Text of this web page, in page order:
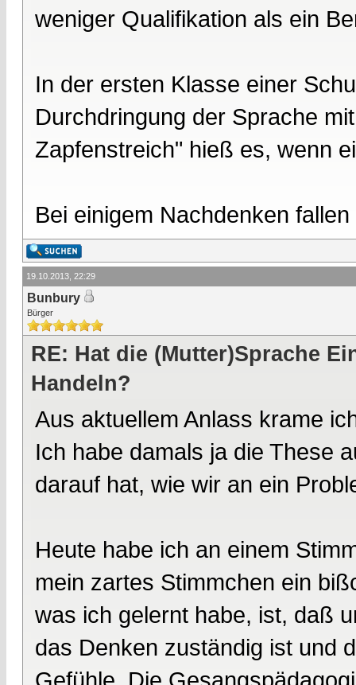
weniger Qualifikation als ein
In der ersten Klasse einer
Durchdringung der Sprache
Zapfenstreich" hieß es, wenn
Bei einigem Nachdenken
19.10.2013, 22:29
Bunbury
Bürger
RE: Hat die (Mutter)Sprache
Handeln?
Aus aktuellem Anlass krame
Ich habe damals ja die These
darauf hat, wie wir an ein
Heute habe ich an einem
mein zartes Stimmchen ein
was ich gelernt habe, ist, daß
das Denken zuständig ist und